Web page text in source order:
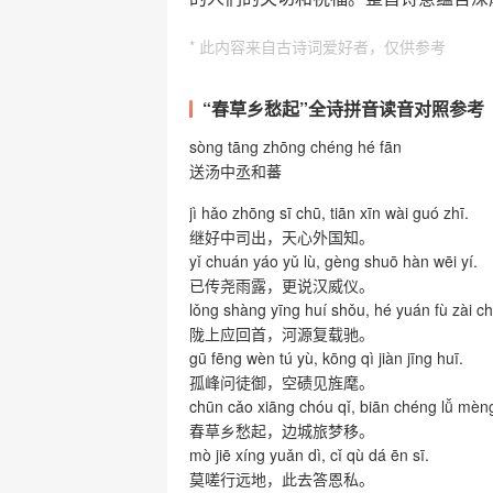
* 此内容来自古诗词爱好者，仅供参考
“春草乡愁起”全诗拼音读音对照参考
sòng tāng zhōng chéng hé fān
送汤中丞和蕃
jì hǎo zhōng sī chū, tiān xīn wài guó zhī.
继好中司出，天心外国知。
yǐ chuán yáo yǔ lù, gèng shuō hàn wēi yí.
已传尧雨露，更说汉威仪。
lǒng shàng yīng huí shǒu, hé yuán fù zài
陇上应回首，河源复载驰。
gū fēng wèn tú yù, kōng qì jiàn jīng huī.
孤峰问徒御，空碛见旌麾。
chūn cǎo xiāng chóu qǐ, biān chéng lǚ
春草乡愁起，边城旅梦移。
mò jiē xíng yuǎn dì, cǐ qù dá ēn sī.
莫嗟行远地，此去答恩私。